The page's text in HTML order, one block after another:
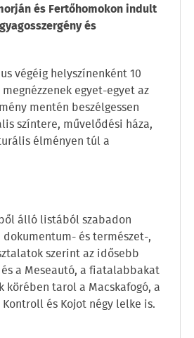
és Fertőhomokon indult
és
végéig helyszínenként 10
egyet-egyet az
mentén beszélgessen
színtere, művelődési háza,
élményen túl a
álló listából szabadon
és természet-,
szerint az idősebb
a Meseautó, a fiatalabbakat
körében tarol a Macskafogó, a
és Kojot négy lelke is.